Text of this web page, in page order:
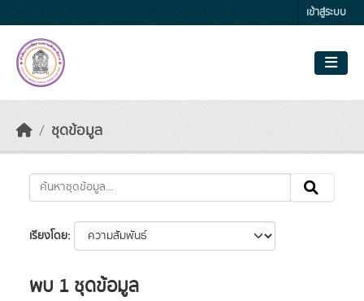
เข้าสู่ระบบ
ชุดข้อมูล
เรียงโดย
พบ 1 ชุดข้อมูล